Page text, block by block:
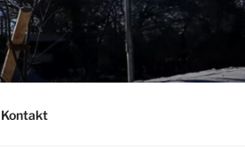
Kontakt